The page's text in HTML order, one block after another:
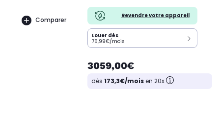
Comparer
Revendre votre appareil
Louer dès
75,99€/mois
3059,00€
dès 173,3€/moisen 20x